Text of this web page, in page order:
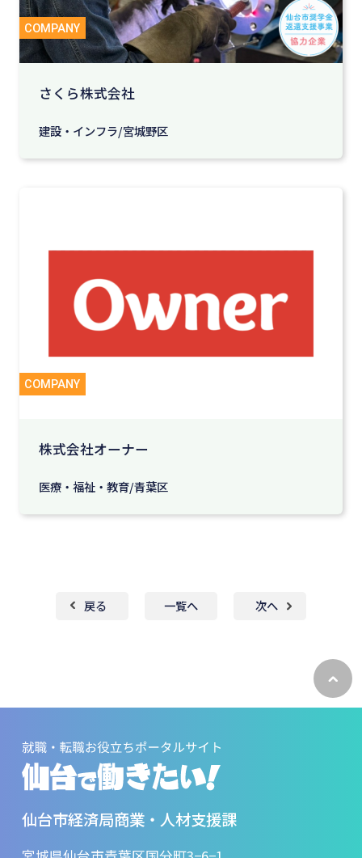
さくら株式会社
建設・インフラ/宮城野区
株式会社オーナー
医療・福祉・教育/青葉区
戻る 一覧へ 次へ
ペ
ー
ジ
仙台市経済局商業・人材支援課